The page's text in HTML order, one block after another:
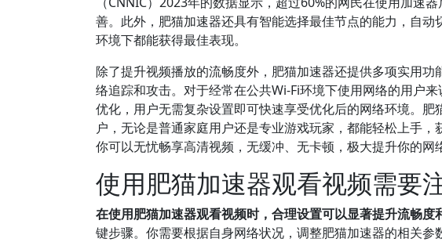
善。此外，肥猫加速器还具有智能选择最佳节点的能力，自
环境下都能获得最佳表现。
除了提升视频播放的流畅度外，肥猫加速器还提供多项实用
络追踪和攻击。对于经常在公共Wi-Fi环境下使用网络的用户
优化，用户无需复杂设置即可快速享受优化后的网络环境。
户，无论是普通家庭用户还是专业游戏玩家，都能轻松上手
你可以无忧畅享高清视频，无缓冲、无卡顿，极大提升你的网
使用肥猫加速器观看视频需要
在使用肥猫加速器观看视频时，合理设置可以显著提升流畅度
键步骤。你需要根据自身网络状况，调整肥猫加速器的相关